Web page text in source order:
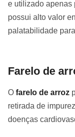
e utilizado apenas
possui alto valor
palatabilidade
Farelo de
O farelo de arroz
retirada de
doenças